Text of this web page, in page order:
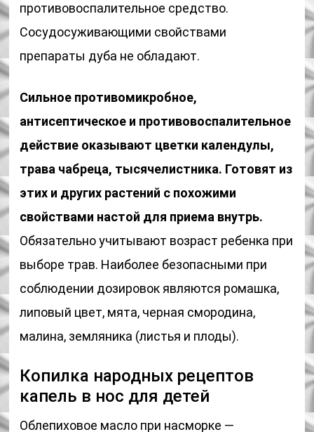
противовоспалительное средство.
Сосудосуживающими свойствами
препараты дуба не обладают.
Сильное противомикробное,
антисептическое и противовоспалительное
действие оказывают цветки календулы,
трава чабреца, тысячелистника. Готовят из
этих и других растений с похожими
свойствами настой для приема внутрь.
Обязательно учитывают возраст ребенка при
выборе трав. Наиболее безопасными при
соблюдении дозировок являются ромашка,
липовый цвет, мята, черная смородина,
малина, земляника (листья и плоды).
Копилка народных рецептов
капель в нос для детей
Облепиховое масло при насморке —